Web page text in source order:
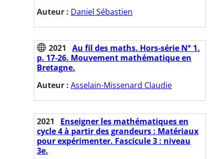
Auteur : Daniel Sébastien
2021
Au fil des maths. Hors-série N° 1.
p. 17-26. Mouvement mathématique en
Bretagne.
Auteur : Asselain-Missenard Claudie
2021
Enseigner les mathématiques en
cycle 4 à partir des grandeurs : Matériaux
pour expérimenter. Fascicule 3 : niveau
3e.